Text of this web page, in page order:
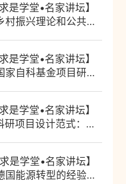
是学堂•名家讲坛】
村振兴理论和公共资
是学堂•名家讲坛】
家自科基金项目研究
是学堂•名家讲坛】
研项目设计范式：国
是学堂•名家讲坛】
国能源转型的经验教